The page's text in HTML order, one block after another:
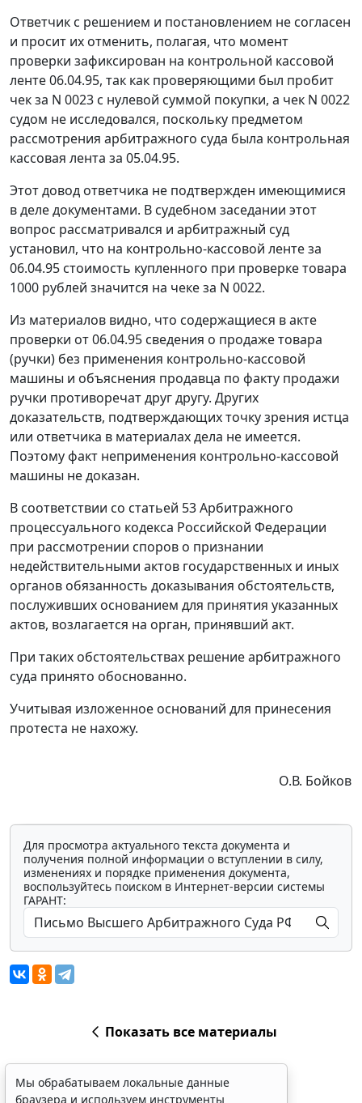
Ответчик с решением и постановлением не согласен
и просит их отменить, полагая, что момент
проверки зафиксирован на контрольной кассовой
ленте 06.04.95, так как проверяющими был пробит
чек за N 0023 с нулевой суммой покупки, а чек N 0022
судом не исследовался, поскольку предметом
рассмотрения арбитражного суда была контрольная
кассовая лента за 05.04.95.
Этот довод ответчика не подтвержден имеющимися
в деле документами. В судебном заседании этот
вопрос рассматривался и арбитражный суд
установил, что на контрольно-кассовой ленте за
06.04.95 стоимость купленного при проверке товара
1000 рублей значится на чеке за N 0022.
Из материалов видно, что содержащиеся в акте
проверки от 06.04.95 сведения о продаже товара
(ручки) без применения контрольно-кассовой
машины и объяснения продавца по факту продажи
ручки противоречат друг другу. Других
доказательств, подтверждающих точку зрения истца
или ответчика в материалах дела не имеется.
Поэтому факт неприменения контрольно-кассовой
машины не доказан.
В соответствии со статьей 53Арбитражного
процессуального кодекса Российской Федерации
при рассмотрении споров о признании
недействительными актов государственных и иных
органов обязанность доказывания обстоятельств,
послуживших основанием для принятия указанных
актов, возлагается на орган, принявший акт.
При таких обстоятельствах решение арбитражного
суда принято обоснованно.
Учитывая изложенное оснований для принесения
протеста не нахожу.
О.В. Бойков
Для просмотра актуального текста документа и
получения полной информации о вступлении в силу,
изменениях и порядке применения документа,
воспользуйтесь поиском в Интернет-версии системы
ГАРАНТ:
Показать все материалы
Мы обрабатываем локальные данные
браузера и используем инструменты